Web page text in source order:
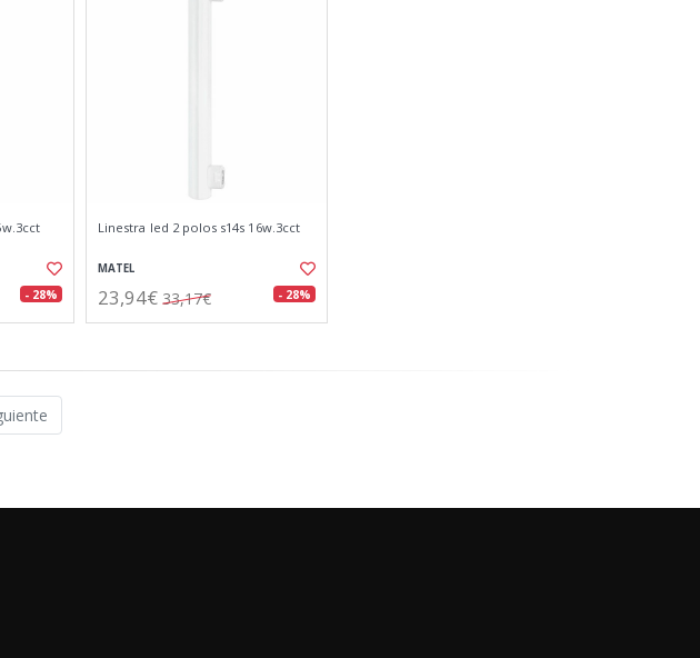
- 28%
Linestra led 2 polos s14s 16w.3cct
MATEL
23,94€ 33,17€ - 28%